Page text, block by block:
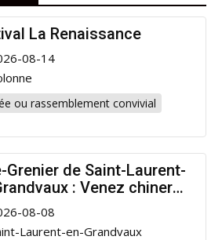
La Renaissance
08-14
ou rassemblement convivial
Grenier de Saint-Laurent-
: Venez chiner
la bonne cause !
08-08
Laurent-en-Grandvaux